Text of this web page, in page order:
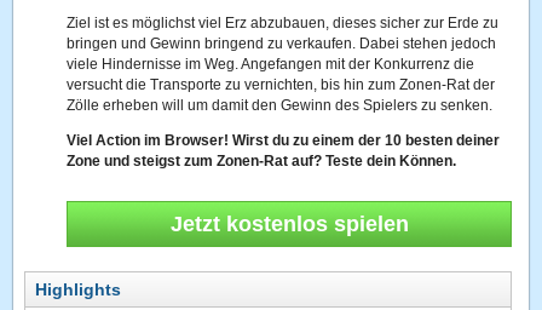
Ziel ist es möglichst viel Erz abzubauen, dieses sicher zur Erde zu
bringen und Gewinn bringend zu verkaufen. Dabei stehen jedoch
viele Hindernisse im Weg. Angefangen mit der Konkurrenz die
versucht die Transporte zu vernichten, bis hin zum Zonen-Rat der
Zölle erheben will um damit den Gewinn des Spielers zu senken.
Viel Action im Browser! Wirst du zu einem der 10 besten deiner
Zone und steigst zum Zonen-Rat auf? Teste dein Können.
Jetzt kostenlos spielen
Highlights